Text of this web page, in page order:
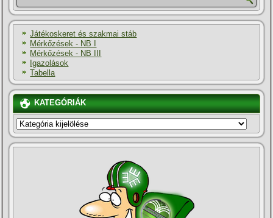
Játékoskeret és szakmai stáb
Mérkőzések - NB I
Mérkőzések - NB III
Igazolások
Tabella
KATEGÓRIÁK
KATEGÓRIÁK